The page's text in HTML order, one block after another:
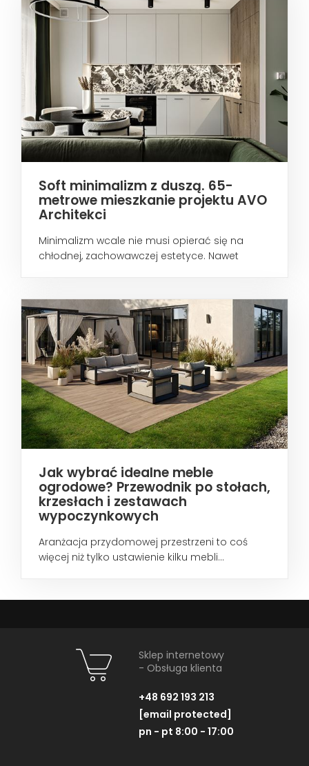
Soft minimalizm z duszą. 65-
metrowe mieszkanie projektu AVO
Architekci
Minimalizm wcale nie musi opierać się na
chłodnej, zachowawczej estetyce. Nawet
Jak wybrać idealne meble
ogrodowe? Przewodnik po stołach,
krzesłach i zestawach
wypoczynkowych
Aranżacja przydomowej przestrzeni to coś
więcej niż tylko ustawienie kilku mebli...
Sklep internetowy
- Obsługa klienta
+48 692 193 213
[email protected]
pn - pt 8:00 - 17:00